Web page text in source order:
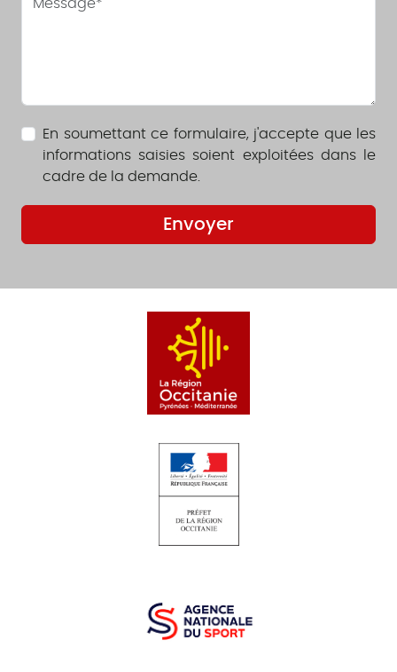
En soumettant ce formulaire, j'accepte que les
informations saisies soient exploitées dans le
cadre de la demande.